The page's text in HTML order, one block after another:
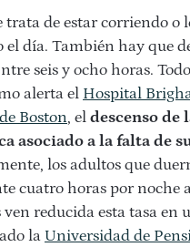
trata de estar corriendo o
el día. También hay que
seis y ocho horas.
alerta el Hospital
Boston, el descenso de
asociado a la falta de
los adultos que
cuatro horas por noche
reducida esta tasa en
laUniversidad de